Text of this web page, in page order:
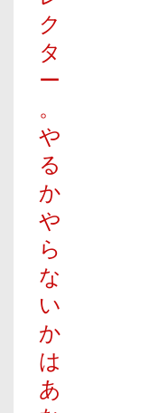
ク
タ
ー
。
や
る
か
や
ら
な
い
か
は
あ